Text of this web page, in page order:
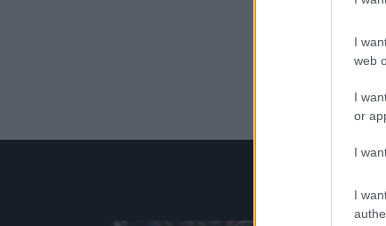
I
web
I
or
I
I